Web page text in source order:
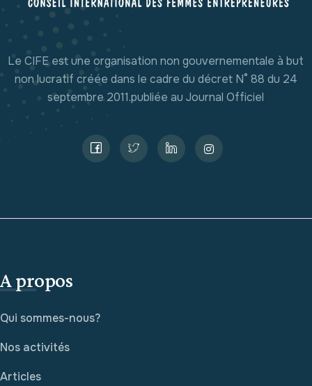
Le CIFE est une organisation non gouvernementale à but
non lucratif créée dans le cadre du décret N° 88 du 24
septembre 2011.publiée au Journal Officiel
A propos
Qui sommes-nous?
Nos activités
Articles